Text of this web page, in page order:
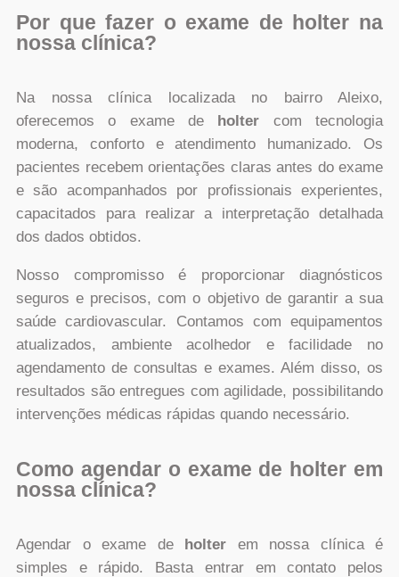
Por que fazer o exame de holter na
nossa clínica?
Na nossa clínica localizada no bairro Aleixo,
oferecemos o exame de
holter com tecnologia
moderna, conforto e atendimento humanizado. Os
pacientes recebem orientações claras antes do exame
e são acompanhados por profissionais experientes,
capacitados para realizar a interpretação detalhada
dos dados obtidos.
Nosso compromisso é proporcionar diagnósticos
seguros e precisos, com o objetivo de garantir a sua
saúde cardiovascular. Contamos com equipamentos
atualizados, ambiente acolhedor e facilidade no
agendamento de consultas e exames. Além disso, os
resultados são entregues com agilidade, possibilitando
intervenções médicas rápidas quando necessário.
Como agendar o exame de holter em
nossa clínica?
Agendar o exame de holter em nossa clínica é
simples e rápido. Basta entrar em contato pelos